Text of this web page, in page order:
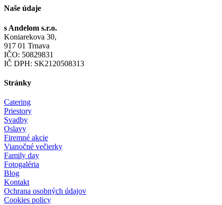
Naše údaje
s Andelom s.r.o.
Koniarekova 30,
917 01 Trnava
IČO: 50829831
IČ DPH: SK2120508313
Stránky
Catering
Priestory
Svadby
Oslavy
Firemné akcie
Vianočné večierky
Family day
Fotogaléria
Blog
Kontakt
Ochrana osobných údajov
Cookies policy